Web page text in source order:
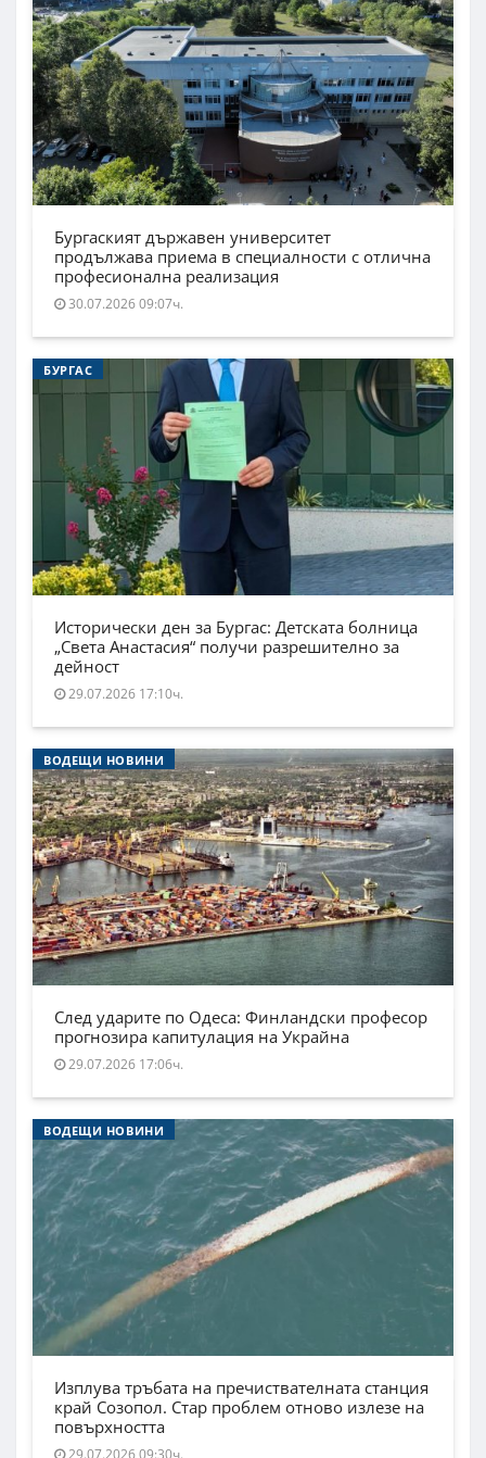
Бургаският държавен университет
продължава приема в специалности с отлична
професионална реализация
30.07.2026 09:07ч.
БУРГАС
Исторически ден за Бургас: Детската болница
„Света Анастасия“ получи разрешително за
дейност
29.07.2026 17:10ч.
ВОДЕЩИ НОВИНИ
След ударите по Одеса: Финландски професор
прогнозира капитулация на Украйна
29.07.2026 17:06ч.
ВОДЕЩИ НОВИНИ
Изплува тръбата на пречиствателната станция
край Созопол. Стар проблем отново излезе на
повърхността